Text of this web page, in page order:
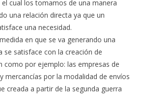
cual los tomamos de una manera
una relación directa ya que un
una necesidad.
en que se va generando una
se satisface con la creación de
como por ejemplo: las empresas de
mercancías por la modalidad de envíos
creada a partir de la segunda guerra